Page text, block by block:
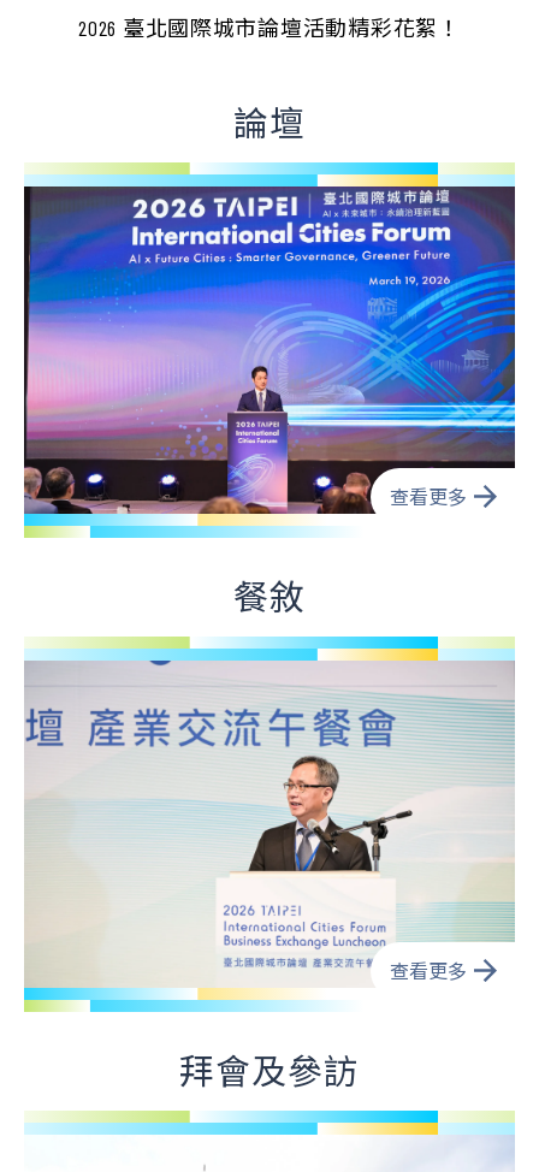
GREENER
SMARTER
GOVERNANCE
FUTURE
GOVERNANCE
2026 臺北國際城市論壇活動精彩花絮！
論壇
查看更多
餐敘
查看更多
拜會及參訪